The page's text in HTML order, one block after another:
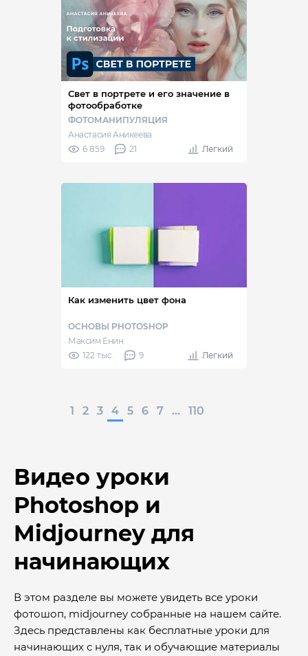
Свет в портрете и его значение в
фотообработке
ФОТОМАНИПУЛЯЦИЯ
Анастасия Аникеева
6 859
21 Легкий
Как изменить цвет фона
ОСНОВЫ PHOTOSHOP
Максим Енин
122 тыс.
9 Легкий
1 2 3 4 5 6 7 ... 110
Видео уроки
Photoshop и
Midjourney для
начинающих
В этом разделе вы можете увидеть все уроки
фотошоп, midjourney собранные на нашем сайте.
Здесь представлены как бесплатные уроки для
начинающих с нуля, так и обучающие материалы